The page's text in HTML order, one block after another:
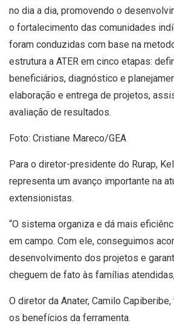
no dia a dia, promovendo o
o fortalecimento das comunidades
foram conduzidas com base na
estrutura a ATER em cinco etapas:
beneficiários, diagnóstico e
elaboração e entrega de projetos,
avaliação de resultados.
Foto: Cristiane Mareco/GEA
Para o diretor-presidente do Rurap,
representa um avanço importante na
extensionistas.
“O sistema organiza e dá mais
em campo. Com ele, conseguimos
desenvolvimento dos projetos e
cheguem de fato às famílias
O diretor da Anater, Camilo
os benefícios da ferramenta.